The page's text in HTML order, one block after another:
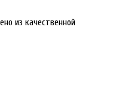
из качественной